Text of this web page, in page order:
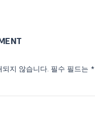
지 않습니다. 필수 필드는 *